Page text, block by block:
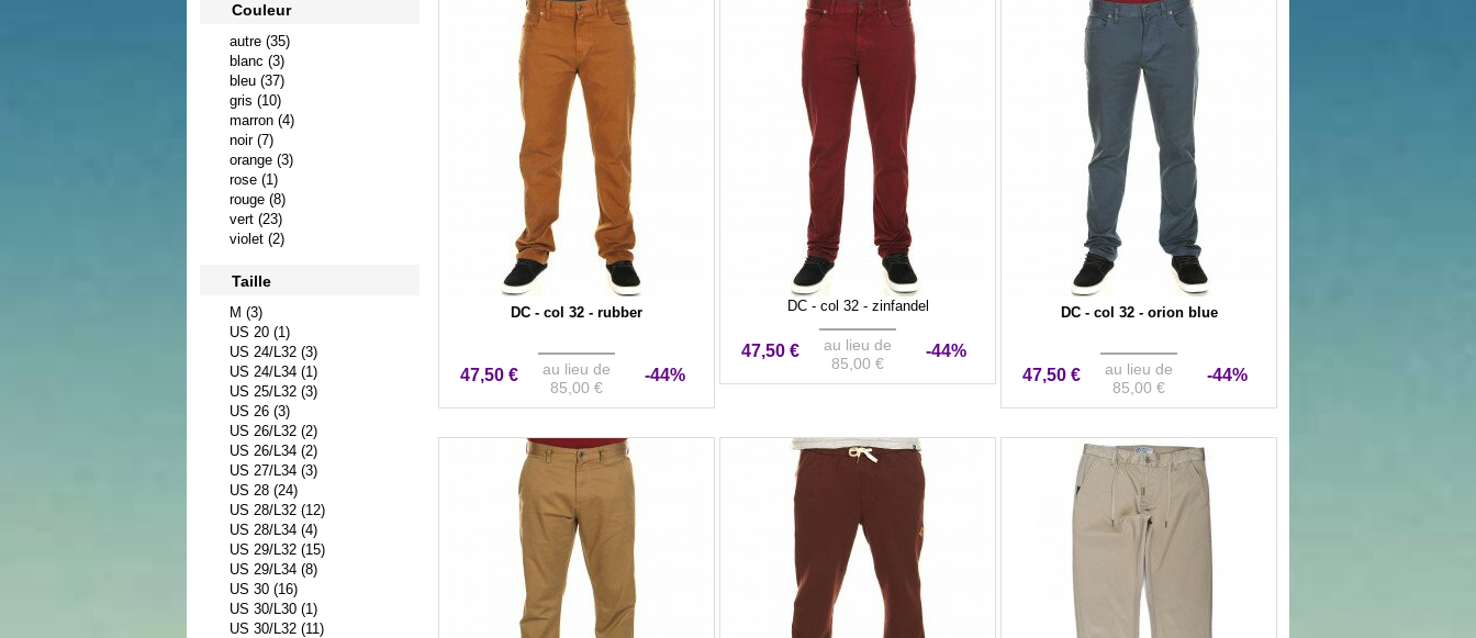
Couleur
autre (35)
blanc (3)
bleu (37)
gris (10)
marron (4)
noir (7)
orange (3)
rose (1)
rouge (8)
vert (23)
violet (2)
Taille
M (3)
US 20 (1)
US 24/L32 (3)
US 24/L34 (1)
US 25/L32 (3)
US 26 (3)
US 26/L32 (2)
US 26/L34 (2)
US 27/L34 (3)
US 28 (24)
US 28/L32 (12)
US 28/L34 (4)
US 29/L32 (15)
US 29/L34 (8)
US 30 (16)
US 30/L30 (1)
US 30/L32 (11)
DC - col 32 - rubber
47,50 €
au lieu de
85,00 €
-44%
DC - col 32 - zinfandel
47,50 €
au lieu de
85,00 €
-44%
DC - col 32 - orion blue
47,50 €
au lieu de
85,00 €
-44%